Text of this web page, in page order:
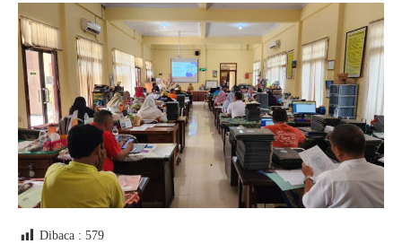
Dibaca : 579